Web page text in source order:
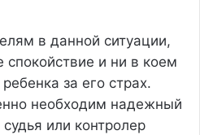
в данной ситуации,
спокойствие и ни в коем
за его страх.
необходим надежный
или контролер